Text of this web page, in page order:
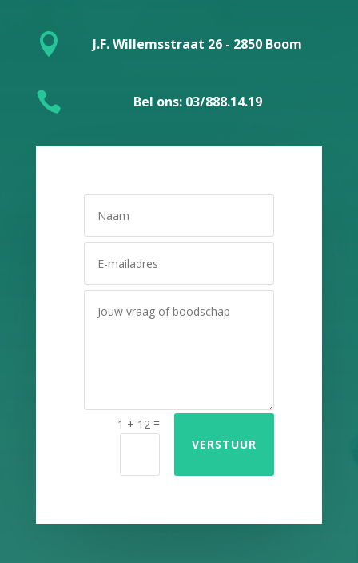
 J.F. Willemsstraat 26 - 2850 Boom
 Bel ons: 03/888.14.19
1 + 12 =
VERSTUUR